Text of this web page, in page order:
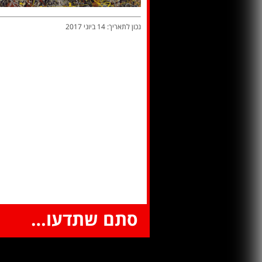
נכון לתאריך: 14 ביוני 2017
סתם שתדעו…